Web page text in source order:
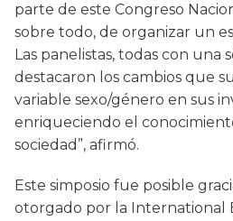
parte de este Congreso
sobre todo, de organizar un
Las panelistas, todas con una
destacaron los cambios que
variable sexo/género en sus
enriqueciendo el
sociedad”, afirmó.
Este simposio fue posible
otorgado por la International